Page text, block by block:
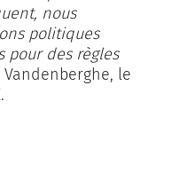
nous
politiques
pour des règles
le